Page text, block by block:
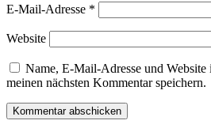
E-Mail-Adresse *
Website
Name, E-Mail-Adresse und
meinen nächsten Kommentar speichern.